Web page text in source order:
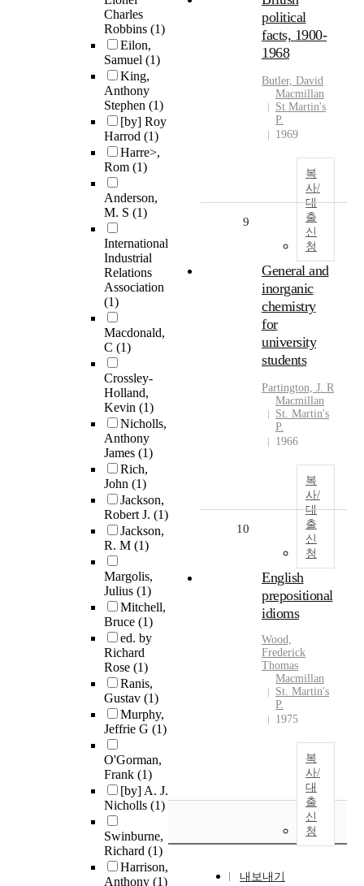
Charles
Robbins (1)
Eilon,
Samuel (1)
King,
Anthony
Stephen (1)
[by] Roy
Harrod (1)
Harre>,
Rom (1)
Anderson,
M. S (1)
International
Industrial
Relations
Association
(1)
Macdonald,
C (1)
Crossley-
Holland,
Kevin (1)
Nicholls,
Anthony
James (1)
Rich,
John (1)
Jackson,
Robert J. (1)
Jackson,
R. M (1)
Margolis,
Julius (1)
Mitchell,
Bruce (1)
ed. by
Richard
Rose (1)
Ranis,
Gustav (1)
Murphy,
Jeffrie G (1)
O'Gorman,
Frank (1)
[by] A. J.
Nicholls (1)
Swinburne,
Richard (1)
Harrison,
Anthony (1)
political
facts, 1900-
1968
Butler, David
Macmillan
St Martin's
P.
1969
복
사/
대
출
신
청
9
General and
inorganic
chemistry
for
university
students
Partington, J. R
Macmillan
St. Martin's
P.
1966
복
사/
대
출
신
청
10
English
prepositional
idioms
Wood,
Frederick
Thomas
Macmillan
St. Martin's
P.
1975
복
사/
대
출
신
청
내보내기